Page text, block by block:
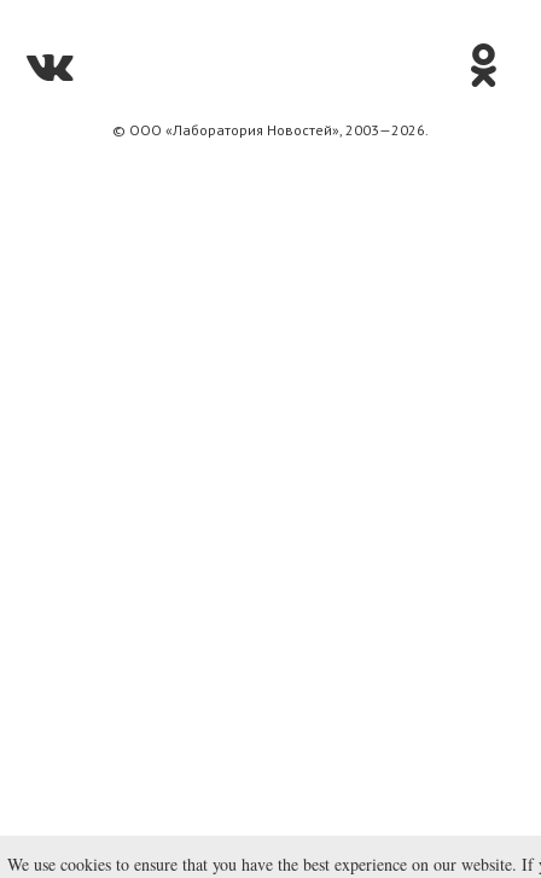
© ООО «Лаборатория Новоcтей», 2003—2026.
We use cookies to ensure that you have the best experience on our website.